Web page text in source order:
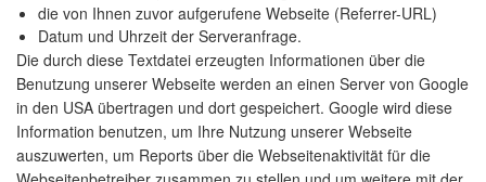
die von Ihnen zuvor aufgerufene Webseite (Referrer-URL)
Datum und Uhrzeit der Serveranfrage.
Die durch diese Textdatei erzeugten Informationen über die
Benutzung unserer Webseite werden an einen Server von Google
in den USA übertragen und dort gespeichert. Google wird diese
Information benutzen, um Ihre Nutzung unserer Webseite
auszuwerten, um Reports über die Webseitenaktivität für die